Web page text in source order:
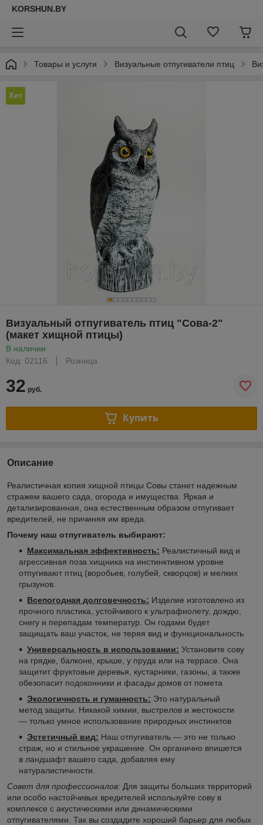
KORSHUN.BY
Товары и услуги Визуальные отпугиватели птиц
Хит
Визуальный отпугиватель птиц "Сова-2"
(макет хищной птицы)
В наличии
Код: 02116
Розница
32 руб.
Купить
Описание
Реалистичная копия хищной птицы Совы станет надежным
стражем вашего сада, огорода и имущества. Яркая и
детализированная, она естественным образом отпугивает
вредителей, не причиняя им вреда.
Почему наш отпугиватель выбирают:
Максимальная эффективность: Реалистичный вид и
агрессивная поза хищника на инстинктивном уровне
отпугивают птиц (воробьев, голубей, скворцов) и мелких
грызунов.
Всепогодная долговечность: Изделие изготовлено из
прочного пластика, устойчивого к ультрафиолету, дождю,
снегу и перепадам температур. Он годами будет
защищать ваш участок, не теряя вид и функциональность
Универсальность в использовании: Установите сову
на грядке, балконе, крыше, у пруда или на террасе. Она
защитит фруктовые деревья, кустарники, газоны, а также
обезопасит подоконники и фасады домов от помета
Экологичность и гуманность: Это натуральный
метод защиты. Никакой химии, выстрелов и жестокости
— только умное использование природных инстинктов
Эстетичный вид: Наш отпугиватель — это не только
страж, но и стильное украшение. Он органично впишется
в ландшафт вашего сада, добавляя ему
натуралистичности.
Совет для профессионалов: Для защиты больших территорий
или особо настойчивых вредителей используйте сову в
комплексе с акустическими или динамическими
отпугивателями. Так вы создадите хороший барьер для любых